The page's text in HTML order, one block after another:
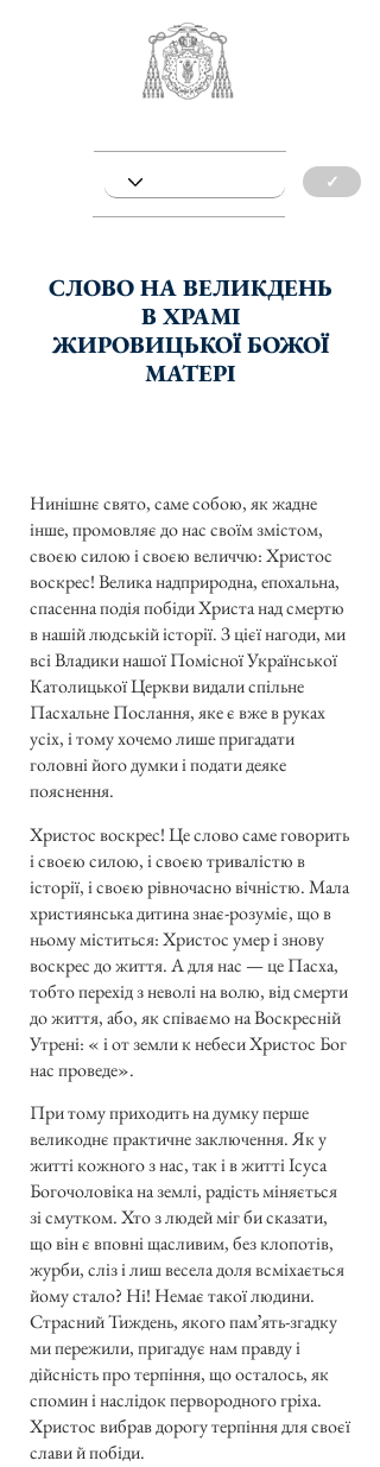
✓
СЛОВО НА ВЕЛИКДЕНЬ
В ХРАМІ
ЖИРОВИЦЬКОЇ БОЖОЇ
МАТЕРІ
Нинішнє свято, саме собою, як жадне
інше, промовляє до нас своїм змістом,
своєю силою і своєю величчю: Христос
воскрес! Велика надприродна, епохальна,
спасенна подія побіди Христа над смертю
в нашій людській історії. З цієї нагоди, ми
всі Владики нашої Помісної Української
Католицької Церкви видали спільне
Пасхальне Послання, яке є вже в руках
усіх, і тому хочемо лише пригадати
головні його думки і подати деяке
пояснення.
Христос воскрес! Це слово саме говорить
і своєю силою, і своєю тривалістю в
історії, і своєю рівночасно вічністю. Мала
християнська дитина знає-розуміє, що в
ньому міститься: Христос умер і знову
воскрес до життя. А для нас — це Пасха,
тобто перехід з неволі на волю, від смерти
до життя, або, як співаємо на Воскресній
Утрені: « і от земли к небеси Христос Бог
нас проведе».
При тому приходить на думку перше
великоднє практичне заключення. Як у
житті кожного з нас, так і в житті Ісуса
Богочоловіка на землі, радість міняється
зі смутком. Хто з людей міг би сказати,
що він є вповні щасливим, без клопотів,
журби, сліз і лиш весела доля всміхається
йому стало? Ні! Немає такої людини.
Страсний Тиждень, якого памʼять-згадку
ми пережили, пригадує нам правду і
дійсність про терпіння, що осталось, як
спомин і наслідок первородного гріха.
Христос вибрав дорогу терпіння для своєї
слави й побіди.